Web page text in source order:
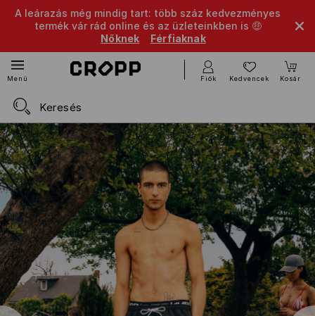
A leárazás még mindig tart: több száz kedvezményes
termék vár rád online és az üzleteinkben is 🤑
Nőknek
Férfiaknak
Menü Fiók Kedvencek Kosár